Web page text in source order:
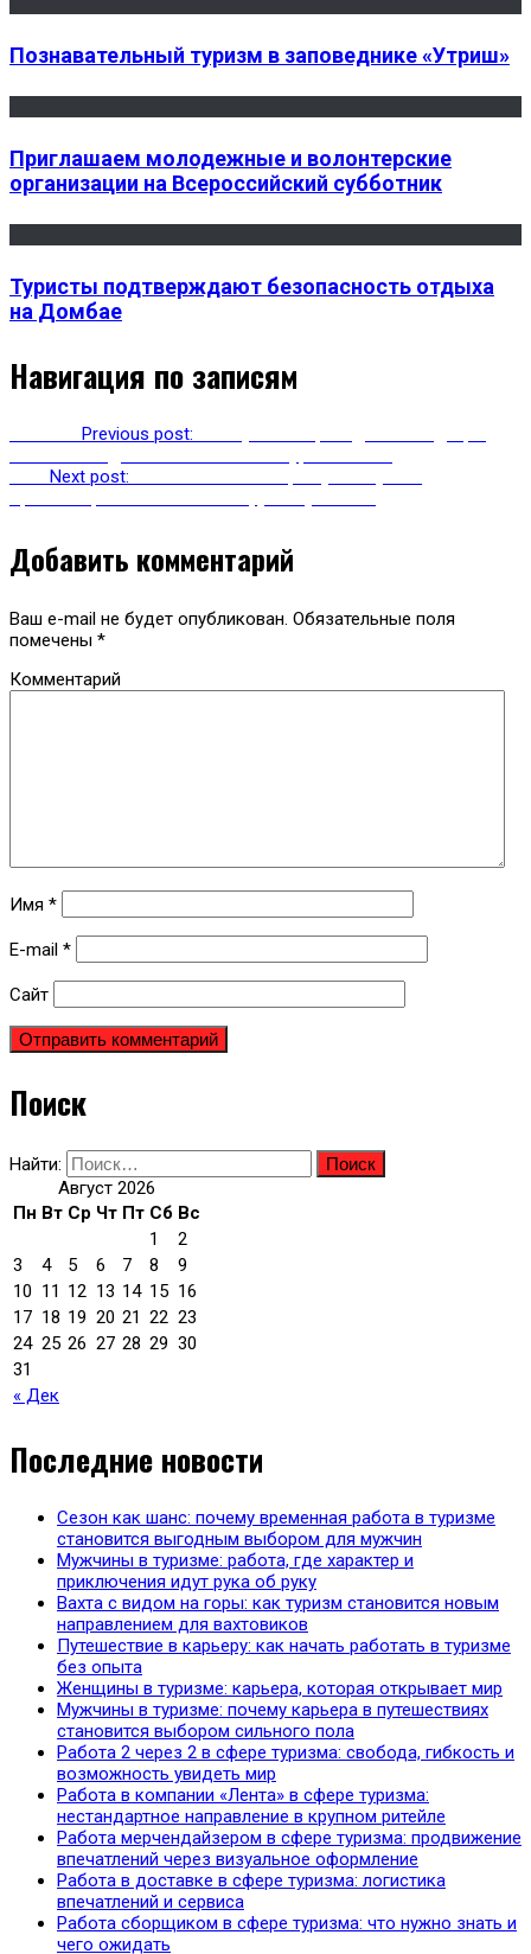
Познавательный туризм в заповеднике «Утриш»
Приглашаем молодежные и волонтерские
организации на Всероссийский субботник
Туристы подтверждают безопасность отдыха
на Домбае
Навигация по записям
Previous post:
Next post:
Добавить комментарий
Ваш e-mail не будет опубликован. Обязательные поля
помечены *
Комментарий
Имя *
E-mail *
Сайт
Поиск
Найти:
Август 2026
Пн Вт Ср Чт Пт Сб Вс
« Дек
1
2
3
4 5 6 7 8
9
10 11 12 13 14 15 16
17 18 19 20 21 22 23
24 25 26 27 28 29 30
31
Последние новости
Сезон как шанс: почему временная работа в туризме
становится выгодным выбором для мужчин
Мужчины в туризме: работа, где характер и
приключения идут рука об руку
Вахта с видом на горы: как туризм становится новым
направлением для вахтовиков
Путешествие в карьеру: как начать работать в туризме
без опыта
Женщины в туризме: карьера, которая открывает мир
Мужчины в туризме: почему карьера в путешествиях
становится выбором сильного пола
Работа 2 через 2 в сфере туризма: свобода, гибкость и
возможность увидеть мир
Работа в компании «Лента» в сфере туризма:
нестандартное направление в крупном ритейле
Работа мерчендайзером в сфере туризма: продвижение
впечатлений через визуальное оформление
Работа в доставке в сфере туризма: логистика
впечатлений и сервиса
Работа сборщиком в сфере туризма: что нужно знать и
чего ожидать